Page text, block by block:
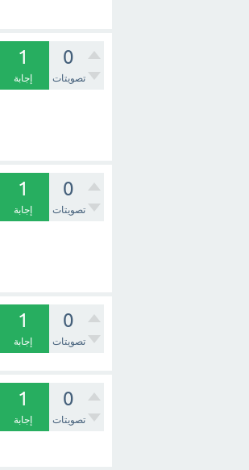
0
تصويتات
1
إجابة
0
تصويتات
1
إجابة
0
تصويتات
1
إجابة
0
تصويتات
1
إجابة